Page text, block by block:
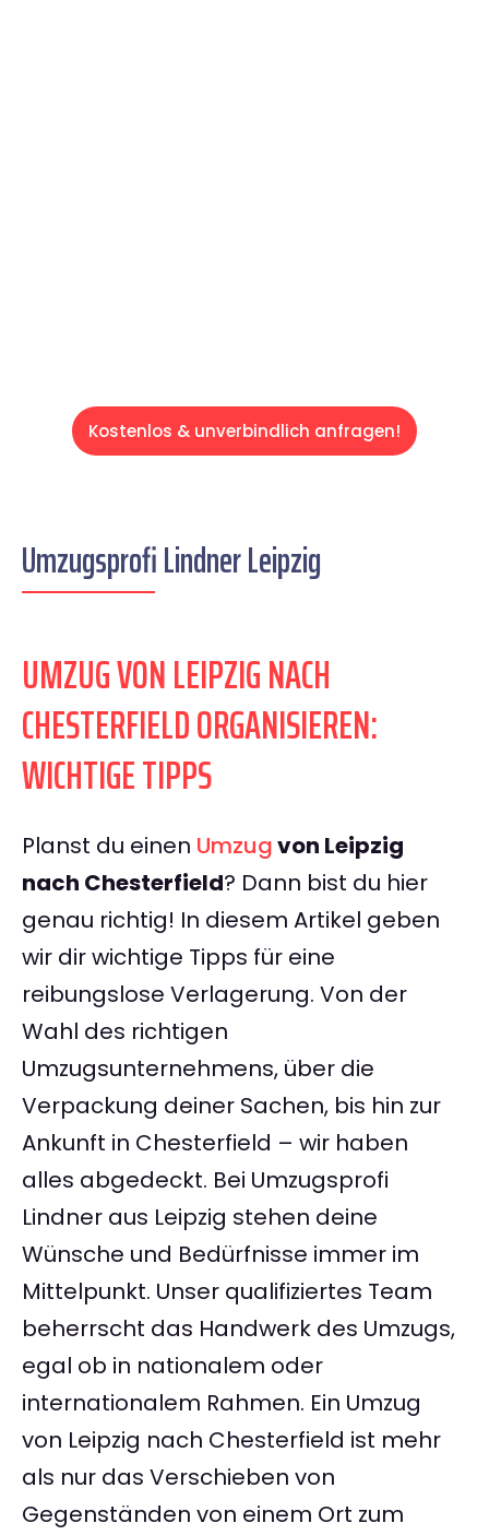
Kostenlos & unverbindlich anfragen!
Umzugsprofi Lindner Leipzig
UMZUG VON LEIPZIG NACH
CHESTERFIELD ORGANISIEREN:
WICHTIGE TIPPS
Planst du einen Umzugvon Leipzig
nach Chesterfield? Dann bist du hier
genau richtig! In diesem Artikel geben
wir dir wichtige Tipps für eine
reibungslose Verlagerung. Von der
Wahl des richtigen
Umzugsunternehmens, über die
Verpackung deiner Sachen, bis hin zur
Ankunft in Chesterfield – wir haben
alles abgedeckt. Bei Umzugsprofi
Lindner aus Leipzig stehen deine
Wünsche und Bedürfnisse immer im
Mittelpunkt. Unser qualifiziertes Team
beherrscht das Handwerk des Umzugs,
egal ob in nationalem oder
internationalem Rahmen. Ein Umzug
von Leipzig nach Chesterfield ist mehr
als nur das Verschieben von
Gegenständen von einem Ort zum